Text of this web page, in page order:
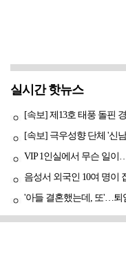
실시간 핫뉴스
[속보] 제13호 태풍 돌핀
[속보] 극우성향 단체 '신
VIP 1인실에서 무슨 일이
음성서 외국인 10여 명이
'아들 결혼했는데, 또'…퇴